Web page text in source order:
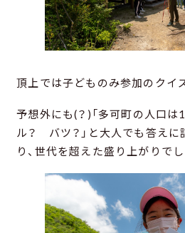
頂上では子どものみ参加のクイ
予想外にも(？)「多可町の人口は
ル？ バツ？」と大人でも答えに
り、世代を超えた盛り上がりでし